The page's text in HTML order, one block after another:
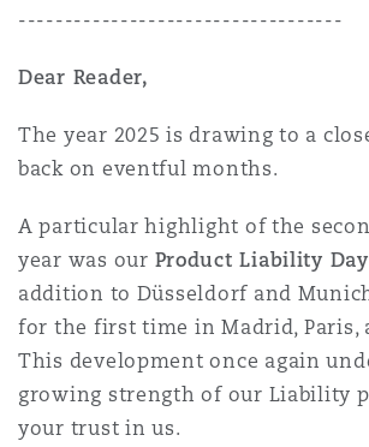
-----------------------------------
Dear Reader,
The year 2025 is drawing to a
back on eventful months.
A particular highlight of the
year was our Product Liability Day
addition to Düsseldorf and
for the first time in Madrid, Paris,
This development once again
growing strength of our Liability
your trust in us.